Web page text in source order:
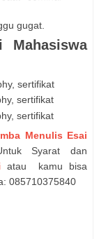
gugat.
Mahasiswa
sertifikat
sertifikat
sertifikat
Menulis Esai
Syarat dan
atau kamu bisa
085710375840